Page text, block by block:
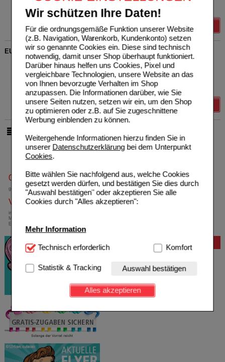
Wir schützen Ihre Daten!
Für die ordnungsgemäße Funktion unserer Website
(z.B. Navigation, Warenkorb, Kundenkonto) setzen
wir so genannte Cookies ein. Diese sind technisch
notwendig, damit unser Shop überhaupt funktioniert.
Darüber hinaus helfen uns Cookies, Pixel und
vergleichbare Technologien, unsere Website an das
von Ihnen bevorzugte Verhalten im Shop
anzupassen. Die Informationen darüber, wie Sie
unsere Seiten nutzen, setzen wir ein, um den Shop
zu optimieren oder z.B. auf Sie zugeschnittene
Werbung einblenden zu können.
Weitergehende Informationen hierzu finden Sie in
unserer Datenschutzerklärungbei dem Unterpunkt
Cookies.
Bitte wählen Sie nachfolgend aus, welche Cookies
gesetzt werden dürfen, und bestätigen Sie dies durch
"Auswahl bestätigen" oder akzeptieren Sie alle
Cookies durch "Alles akzeptieren":
Mehr Information
Technisch Notwendig:Hierbei handelt es sich um
Website notwendig sind (z.B. Navigation, Warenkorb,
Kundenkonto), weshalb auf diese nicht verzichtet
werden kann.
Einkaufserlebnis noch ansprechender zu gestalten,
beispielsweise für die Wiedererkennung des
Besuchers oder unsere Seite an bevorzugte
Verhaltensweisen (z.B. Spracheinstellung)
anzupassen. Komfort-Cookies ermöglichen es uns
auch auf Ihre Bedürfnisse zugeschrittene Inhalte
Technisch erforderlich Komfort
Statistik & Tracking Auswahl bestätigen
Alles akzeptieren
Grundpreis
EUNOVA Energie Gummies
STADA Consumer Health
Deutschland GmbH
18747136
60St Bonbons
Unser Preis*
Sie sparen
0800-10 11 422
gebührenfreie Rufnummer
Versandkostenfrei
innerhalb Deutschlands bei einem
Mindestbestellwert von 13,99 Euro oder bei
Einsendung eines Kassenrezeptes
Bewertung